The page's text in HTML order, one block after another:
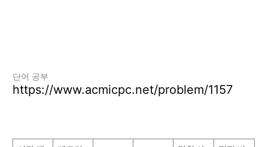
단어 공부
https://www.acmicpc.net/problem/1157